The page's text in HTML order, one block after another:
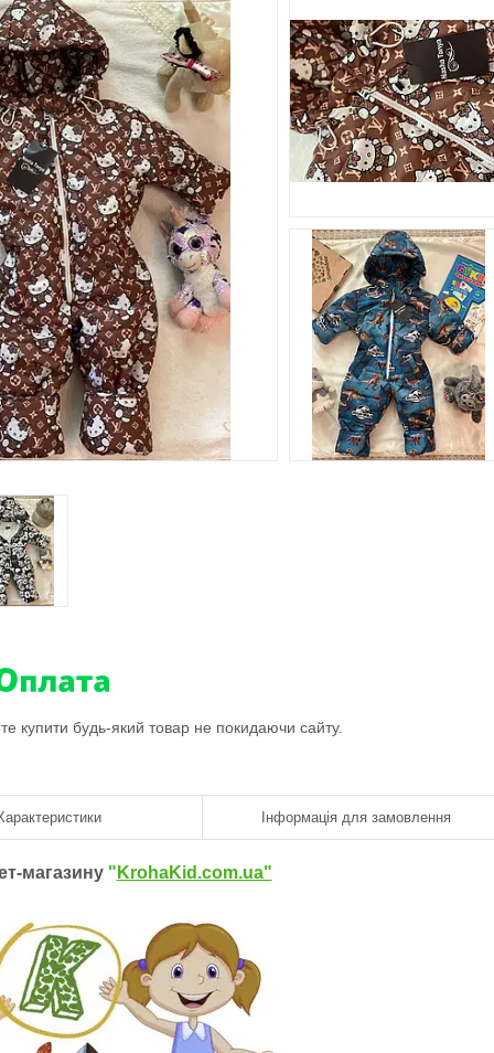
купити будь-який товар не покидаючи сайту.
Інформація для замовлення
магазину " KrohaKid.com.ua"